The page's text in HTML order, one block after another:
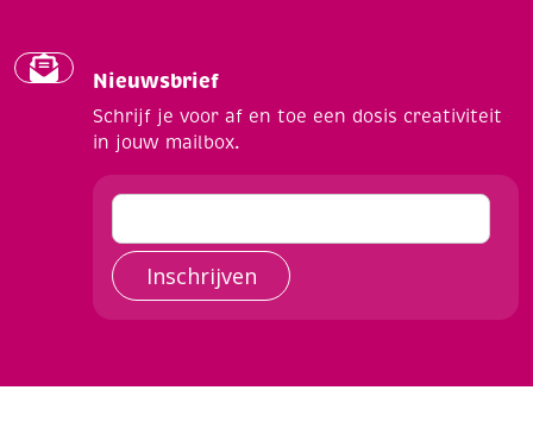
Nieuwsbrief
Schrijf je voor af en toe een dosis creativiteit
in jouw mailbox.
Inschrijven